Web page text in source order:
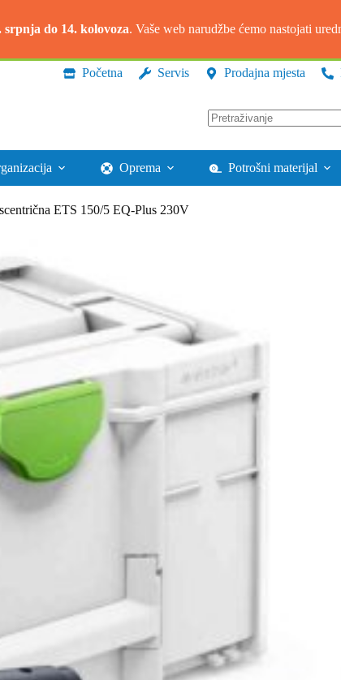
srpnja do 14. kolovoza. Vaše web narudžbe ćemo nastojati
Početna Servis Prodajna mjesta
rezultata.
Oprema Potrošni materijal
ETS 150/5 EQ-Plus 230V